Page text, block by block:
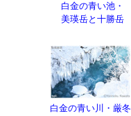
白金の青い池・
美瑛岳と十勝岳
白金の青い川・厳冬